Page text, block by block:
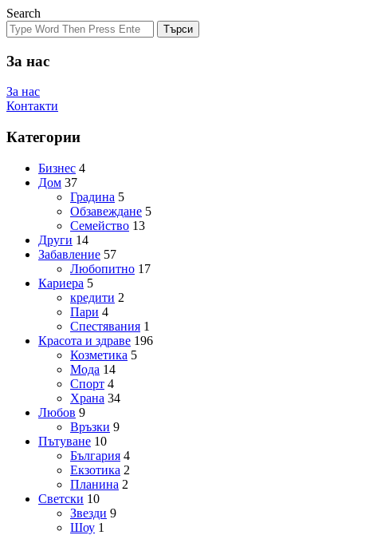
Search
Търси
За нас
За нас
Контакти
Категории
Бизнес 4
Дом 37
Градина 5
Обзавеждане 5
Семейство 13
Други 14
Забавление 57
Любопитно 17
Кариера 5
кредити 2
Пари 4
Спестявания 1
Красота и здраве 196
Козметика 5
Мода 14
Спорт 4
Храна 34
Любов 9
Връзки 9
Пътуване 10
България 4
Екзотика 2
Планина 2
Светски 10
Звезди 9
Шоу 1